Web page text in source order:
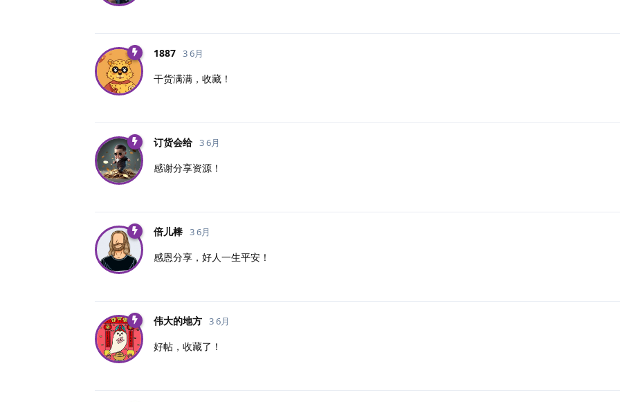
1887 3 6月
干货满满，收藏！
订货会给 3 6月
感谢分享资源！
倍儿棒 3 6月
感恩分享，好人一生平安！
伟大的地方 3 6月
好帖，收藏了！